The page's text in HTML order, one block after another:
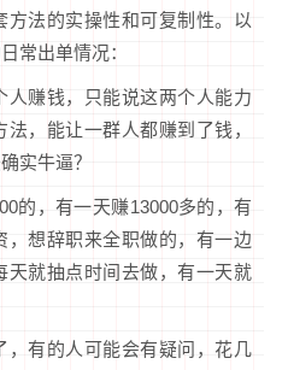
法的实操性和可复制性。以
常出单情况：
赚钱，只能说这两个人能力
，能让一群人都赚到了钱，
实牛逼？
的，有一天赚13000多的，有
想辞职来全职做的，有一边
天就抽点时间去做，有一天就
，有的人可能会有疑问，花几